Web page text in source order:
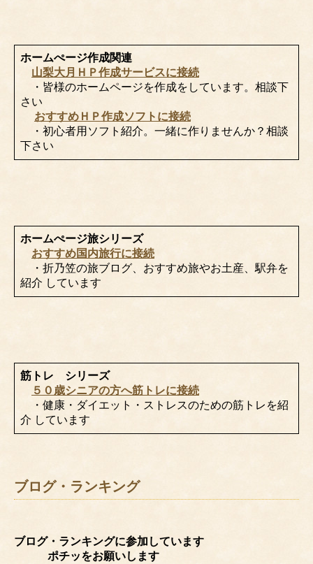
ホームぺージ作成関連
山梨大月ＨＰ作成サービスに接続
・皆様のホームページを作成をしています。相談下
さい
おすすめＨＰ作成ソフトに接続
・初心者用ソフト紹介。一緒に作りませんか？相談
下さい
ホームぺージ旅シリーズ
おすすめ国内旅行に接続
・折乃笠の旅ブログ、おすすめ旅やお土産、駅弁を
紹介 しています
筋トレ シリーズ
５０歳シニアの方へ筋トレに接続
・健康・ダイエット・ストレスのための筋トレを紹
介 しています
ブログ・ランキング
ブログ・ランキングに参加しています
ポチッをお願いします